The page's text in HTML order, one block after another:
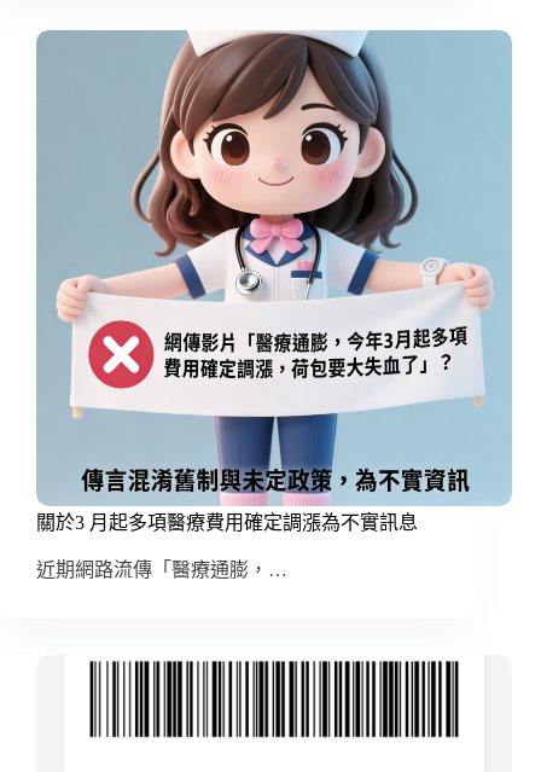
關於3 月起多項醫療費用確定調漲為不實訊息
近期網路流傳「醫療通膨，…